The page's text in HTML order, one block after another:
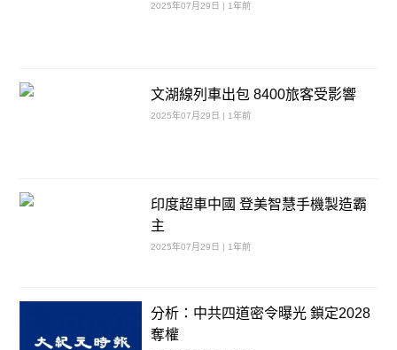
2025年07月29日 | 1年前
文湖線列車出包 8400旅客受影響
2025年07月29日 | 1年前
印度超車中國 登美智慧手機製造霸
主
2025年07月29日 | 1年前
分析：中共四道密令曝光 鎖定2028
奪權